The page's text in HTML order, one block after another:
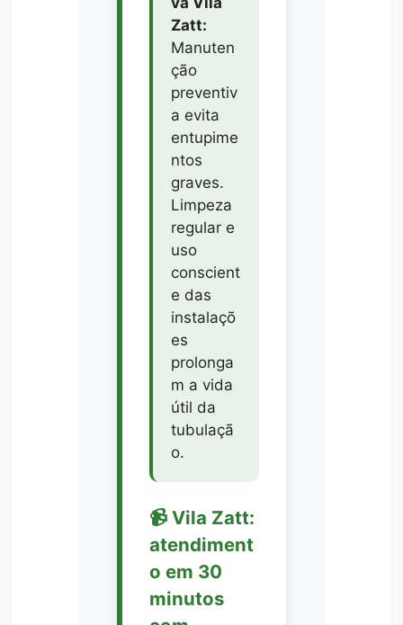
Zatt:
Manuten
ção
preventiv
a evita
entupime
ntos
graves.
Limpeza
regular e
uso
conscient
e das
instalaçõ
es
prolonga
m a vida
útil da
tubulaçã
o.
📹 Vila Zatt:
atendiment
o em 30
minutos